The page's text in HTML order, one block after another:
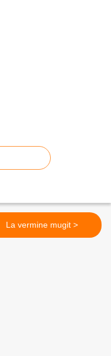
La vermine mugit >